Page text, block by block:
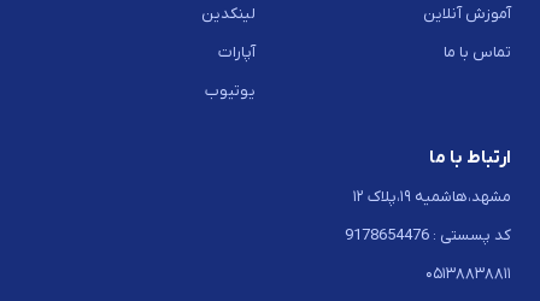
آموزش آنلاین
تماس با ما
لینکدین
آپارات
یوتیوب
ارتباط با ما
مشهد،هاشمیه ۱۹،پلاک ۱۲
کد پسستی : 9178654476
۰۵۱۳۸۸۳۸۸۱۱